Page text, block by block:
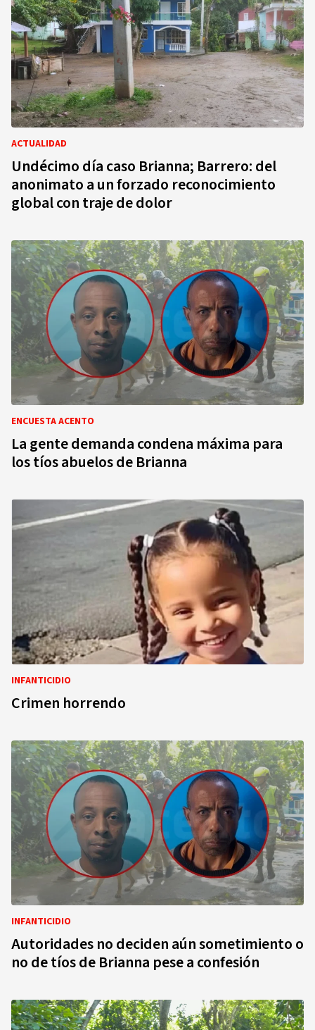
ACTUALIDAD
Undécimo día caso Brianna; Barrero: del
anonimato a un forzado reconocimiento
global con traje de dolor
ENCUESTA ACENTO
La gente demanda condena máxima para
los tíos abuelos de Brianna
INFANTICIDIO
Crimen horrendo
INFANTICIDIO
Autoridades no deciden aún sometimiento o
no de tíos de Brianna pese a confesión